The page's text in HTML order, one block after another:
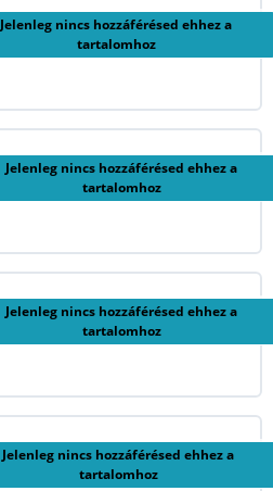
Jelenleg nincs hozzáférésed ehhez a
tartalomhoz
Jelenleg nincs hozzáférésed ehhez a
tartalomhoz
Jelenleg nincs hozzáférésed ehhez a
tartalomhoz
Jelenleg nincs hozzáférésed ehhez a
tartalomhoz